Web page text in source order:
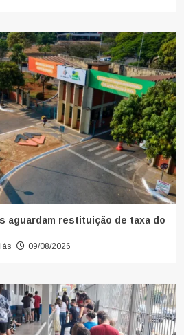
aguardam restituição de taxa do
09/08/2026